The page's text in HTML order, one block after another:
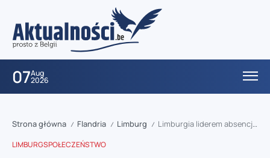
07Aug
2026
Strona główna / Flandria / Limburg / Limburgia liderem absencji chorobowej wśród nauczycieli we Flandrii
LIMBURGSPOŁECZEŃSTWO